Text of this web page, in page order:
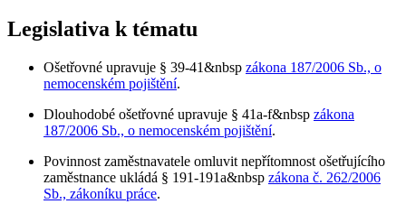
Legislativa k tématu
Ošetřovné upravuje § 39-41&nbsp zákona 187/2006 Sb., o
nemocenském pojištění.
Dlouhodobé ošetřovné upravuje § 41a-f&nbsp zákona
187/2006 Sb., o nemocenském pojištění.
Povinnost zaměstnavatele omluvit nepřítomnost ošetřujícího
zaměstnance ukládá § 191-191a&nbsp zákona č. 262/2006
Sb., zákoníku práce.